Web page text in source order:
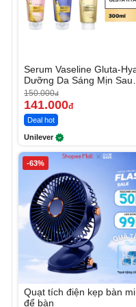
Serum Vaseline Gluta-
Dưỡng Da Sáng Mịn Sau 7
Ngày
150.000đ
141.000đ
Deal hot
Unilever
-63%
Quạt tích điện kẹp bàn
để bàn